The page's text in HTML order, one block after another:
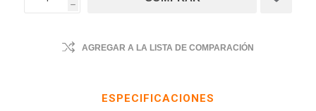
h
AGREGAR A LA LISTA DE COMPARACIÓN
ESPECIFICACIONES